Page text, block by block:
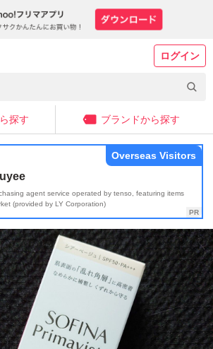
ログイン
探す ブランドから探す
agent service operated by tenso, featuring items
(provided by LY Corporation)
Overseas Visitors